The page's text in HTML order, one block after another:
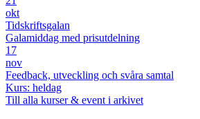
okt
Tidskriftsgalan
Galamiddag med prisutdelning
17
nov
Feedback, utveckling och svåra samtal
Kurs: heldag
Till alla kurser & event i arkivet